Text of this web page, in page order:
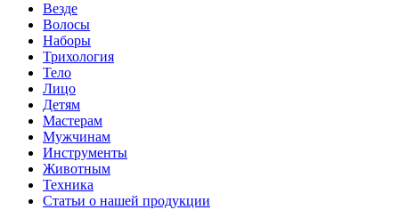
Везде
Волосы
Наборы
Трихология
Тело
Лицо
Детям
Мастерам
Мужчинам
Инструменты
Животным
Техника
Статьи о нашей продукции